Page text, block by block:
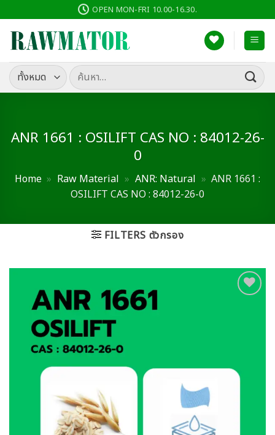
ไป
เนื้อหา
OPEN MON-FRI 10.00-16.30.
ค้นหา:
ANR 1661 : OSILIFT CAS NO : 84012-26-
0
Home » Raw Material » ANR: Natural » ANR 1661 :
OSILIFT CAS NO : 84012-26-0
FILTERS ตัวกรอง